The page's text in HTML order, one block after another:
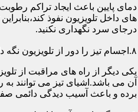
دمای پایین باعث ایجاد تراکم
های داخل تلویزیون نفوذ
درجای سرد نگهداری نکنید.
۸.اجسام تیز را دور از تلویزیون نگه دارید
یکی دیگر از راه های مراقبت از
آن می باشد.اشیای تیز می توانند
برده و باعث آسیب دیدگی دائمی